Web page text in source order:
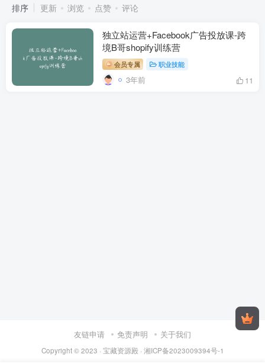
排序 更新 浏览 点赞 评论
独立站运营+Facebook广告投放课-跨
境B哥shopify训练营
会员专属 职业技能
3年前 11
友链申请 免责声明 关于我们
Copyright © 2023 · 宝藏资源殿· 湘ICP备2023009394号-1